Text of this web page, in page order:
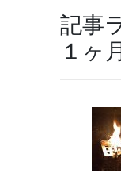
記事
１ヶ